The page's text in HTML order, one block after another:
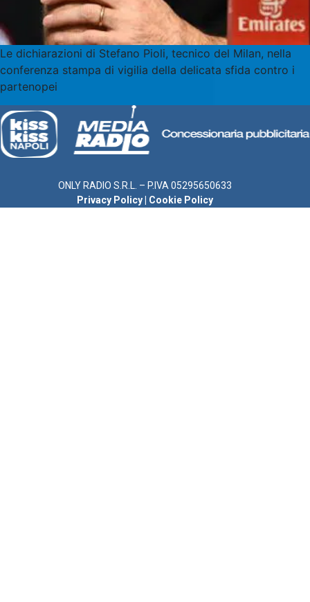
Le dichiarazioni di Stefano Pioli, tecnico del Milan, nella
conferenza stampa di vigilia della delicata sfida contro i
partenopei
ONLY RADIO S.R.L. – P.IVA 05295650633
Privacy Policy
Cookie Policy